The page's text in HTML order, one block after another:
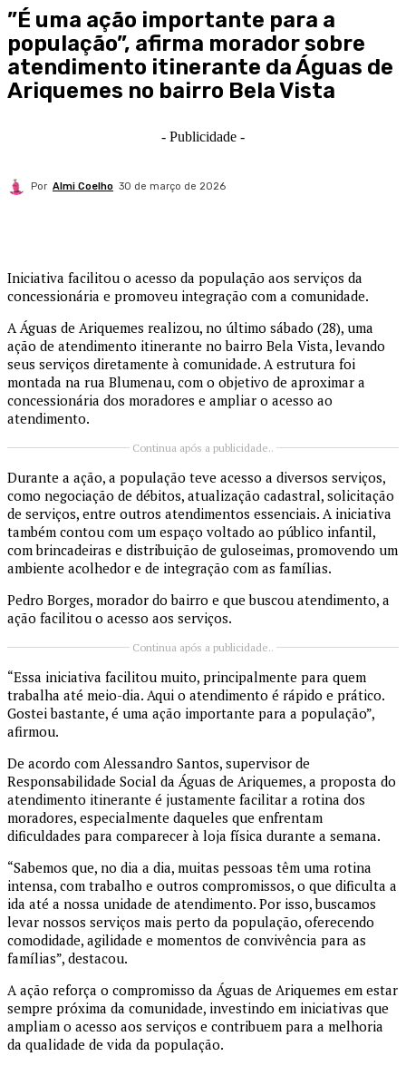
”É uma ação importante para a
população”, afirma morador sobre
atendimento itinerante da Águas de
Ariquemes no bairro Bela Vista
- Publicidade -
Por Almi Coelho 30 de março de 2026
Iniciativa facilitou o acesso da população aos serviços da
concessionária e promoveu integração com a comunidade.
A Águas de Ariquemes realizou, no último sábado (28), uma
ação de atendimento itinerante no bairro Bela Vista, levando
seus serviços diretamente à comunidade. A estrutura foi
montada na rua Blumenau, com o objetivo de aproximar a
concessionária dos moradores e ampliar o acesso ao
atendimento.
Continua após a publicidade..
Durante a ação, a população teve acesso a diversos serviços,
como negociação de débitos, atualização cadastral, solicitação
de serviços, entre outros atendimentos essenciais. A iniciativa
também contou com um espaço voltado ao público infantil,
com brincadeiras e distribuição de guloseimas, promovendo um
ambiente acolhedor e de integração com as famílias.
Pedro Borges, morador do bairro e que buscou atendimento, a
ação facilitou o acesso aos serviços.
Continua após a publicidade..
“Essa iniciativa facilitou muito, principalmente para quem
trabalha até meio-dia. Aqui o atendimento é rápido e prático.
Gostei bastante, é uma ação importante para a população”,
afirmou.
De acordo com Alessandro Santos, supervisor de
Responsabilidade Social da Águas de Ariquemes, a proposta do
atendimento itinerante é justamente facilitar a rotina dos
moradores, especialmente daqueles que enfrentam
dificuldades para comparecer à loja física durante a semana.
“Sabemos que, no dia a dia, muitas pessoas têm uma rotina
intensa, com trabalho e outros compromissos, o que dificulta a
ida até a nossa unidade de atendimento. Por isso, buscamos
levar nossos serviços mais perto da população, oferecendo
comodidade, agilidade e momentos de convivência para as
famílias”, destacou.
A ação reforça o compromisso da Águas de Ariquemes em estar
sempre próxima da comunidade, investindo em iniciativas que
ampliam o acesso aos serviços e contribuem para a melhoria
da qualidade de vida da população.